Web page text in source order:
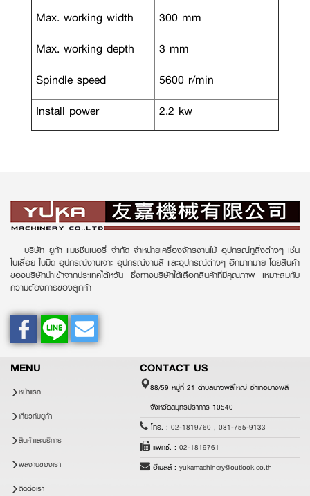
Max. working width
300 mm
Max. working depth
3 mm
Spindle speed
5600 r/min
Install power
2.2 kw
บริษัท ยูก้า แมชชีนเนอรี่ จำกัด จำหน่ายเครื่องจักรงานไม้ อุปกรณ์ทูลิ่งต่างๆ เช่น
ใบเลื่อย ใบมีด อุปกรณ์งานเจาะ อุปกรณ์งานสี และอุปกรณ์ต่างๆ อีกมากมาย โดยสินค้า
ของบริษัทนำเข้าจากประเทศไต้หวัน ซึ่งทางบริษัทได้เลือกสินค้าที่มีคุณภาพ เหมาะสมกับ
ความต้องการของลูกค้า
MENU
หน้าแรก
เกี่ยวกับยูก้า
สินค้าและบริการ
ผลงานของเรา
ติดต่อเรา
CONTACT US
88/59 หมู่ที่ 21 ตำบลบางพลีใหญ่ อำเภอบางพลี
จังหวัดสมุทรปราการ 10540
โทร. : 02-1819760 , 081-755-9133
แฟกซ์. : 02-1819761
อีเมลล์ : yukamachinery@outlook.co.th